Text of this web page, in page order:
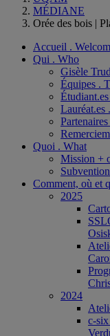
MÉDIANE
Orée des bois |
Accueil .
Qui . Who
Gisèle
Équipes .
Lauréat.es
Quoi . What
Mission +
Comment, où et
2025
2024
c-